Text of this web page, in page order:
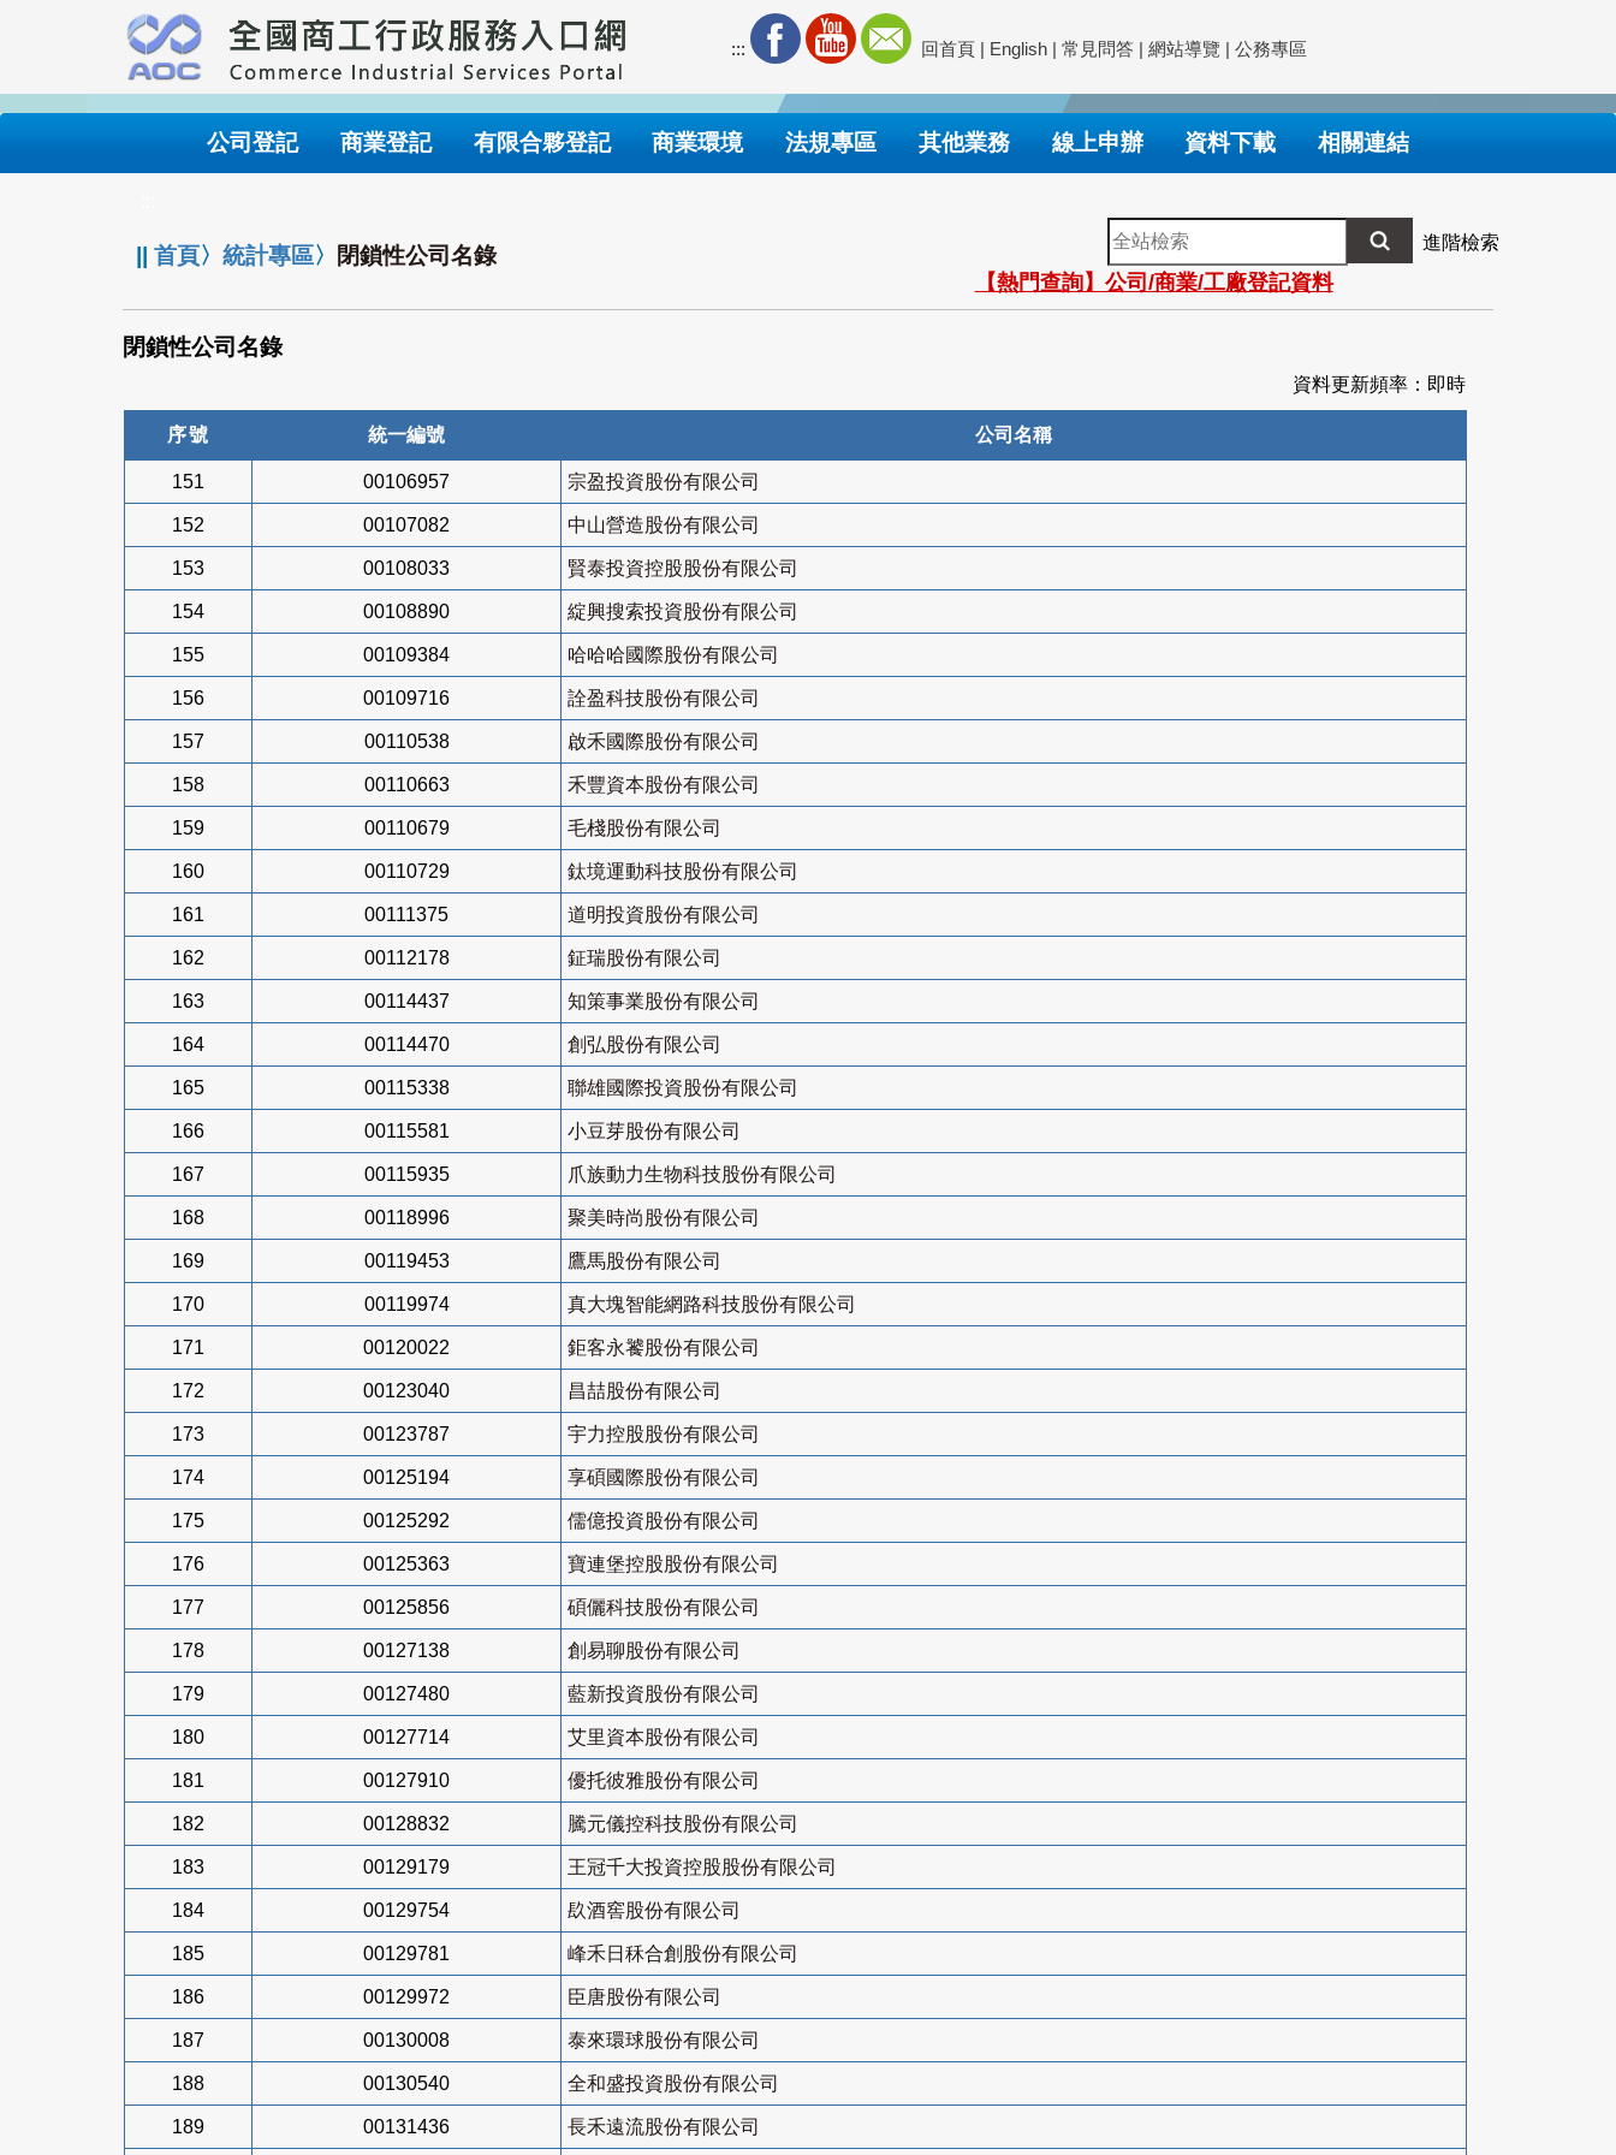
要
內
::: 回首頁 | English | 常見問答 | 網站導覽 | 公務專區
公司登記 商業登記 有限合夥登記 商業環境 法規專區 其他業務 線上申辦 資料下載 相關連結
||首頁〉統計專區〉 閉鎖性公司名錄
全
站
檢
索
進階檢索
【熱門查詢】公司/商業/工廠登記資料
閉鎖性公司名錄
資料更新頻率：即時
序號 統一編號 公司名稱
151 00106957 宗盈投資股份有限公司
152 00107082 中山營造股份有限公司
153 00108033 賢泰投資控股股份有限公司
154 00108890 綻興搜索投資股份有限公司
155 00109384 哈哈哈國際股份有限公司
156 00109716 詮盈科技股份有限公司
157 00110538 啟禾國際股份有限公司
158 00110663 禾豐資本股份有限公司
159 00110679 毛棧股份有限公司
160 00110729 鈦境運動科技股份有限公司
161 00111375 道明投資股份有限公司
162 00112178 鉦瑞股份有限公司
163 00114437 知策事業股份有限公司
164 00114470 創弘股份有限公司
165 00115338 聯雄國際投資股份有限公司
166 00115581 小豆芽股份有限公司
167 00115935 爪族動力生物科技股份有限公司
168 00118996 聚美時尚股份有限公司
169 00119453 鷹馬股份有限公司
170 00119974 真大塊智能網路科技股份有限公司
171 00120022 鉅客永饕股份有限公司
172 00123040 昌喆股份有限公司
173 00123787 宇力控股股份有限公司
174 00125194 享碩國際股份有限公司
175 00125292 儒億投資股份有限公司
176 00125363 寶連堡控股股份有限公司
177 00125856 碩儷科技股份有限公司
178 00127138 創易聊股份有限公司
179 00127480 藍新投資股份有限公司
180 00127714 艾里資本股份有限公司
181 00127910 優托彼雅股份有限公司
182 00128832 騰元儀控科技股份有限公司
183 00129179 王冠千大投資控股股份有限公司
184 00129754 镹酒窖股份有限公司
185 00129781 峰禾日秝合創股份有限公司
186 00129972 臣唐股份有限公司
187 00130008 泰來環球股份有限公司
188 00130540 全和盛投資股份有限公司
189 00131436 長禾遠流股份有限公司